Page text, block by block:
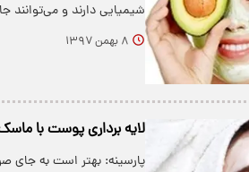
شیمیایی دارند و می‌توانند
۸ بهمن ۱۳۹۷
لایه برداری پوست با
پارسینه: بهتر است به جای